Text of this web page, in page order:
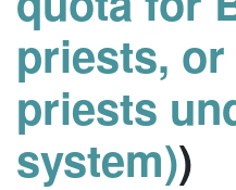
priests,
priests
system))